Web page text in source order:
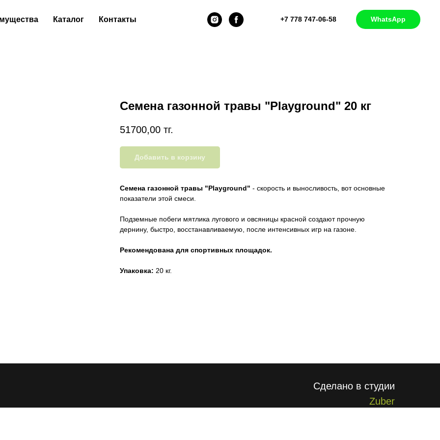
Каталог Контакты +7 778 747-06-58 WhatsApp
Семена газонной травы "Playground" 20 кг
51700,00 тг.
Добавить в корзину
Семена газонной травы "Playground" - скорость и выносливость, вот основные
показатели этой смеси.
Подземные побеги мятлика лугового и овсяницы красной создают прочную
дернину, быстро, восстанавливаемую, после интенсивных игр на газоне.
Рекомендована для спортивных площадок.
Упаковка: 20 кг.
Сделано в студии
Zuber